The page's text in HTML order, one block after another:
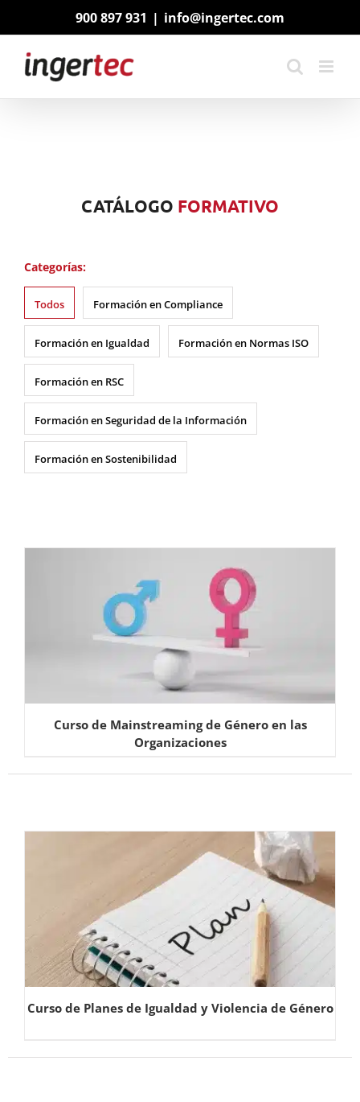
900 897 931 | info@ingertec.com
CATÁLOGO FORMATIVO
Categorías:
Todos Formación en Compliance
Formación en Igualdad Formación en Normas ISO
Formación en RSC
Formación en Seguridad de la Información
Formación en Sostenibilidad
Curso de Mainstreaming de Género en las
Organizaciones
Curso de Planes de Igualdad y Violencia de Género